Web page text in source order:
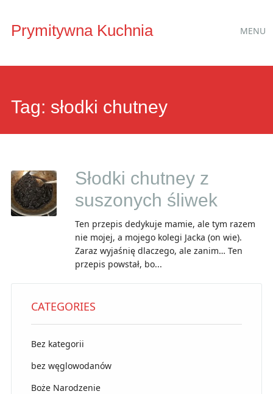
Prymitywna Kuchnia MENU
Tag: słodki chutney
Słodki chutney z
suszonych śliwek
Ten przepis dedykuje mamie, ale tym razem
nie mojej, a mojego kolegi Jacka (on wie).
Zaraz wyjaśnię dlaczego, ale zanim… Ten
przepis powstał, bo...
CATEGORIES
Bez kategorii
bez węglowodanów
Boże Narodzenie